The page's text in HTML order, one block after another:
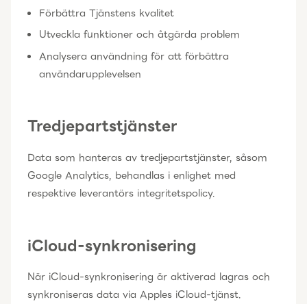
Förbättra Tjänstens kvalitet
Utveckla funktioner och åtgärda problem
Analysera användning för att förbättra
användarupplevelsen
Tredjepartstjänster
Data som hanteras av tredjepartstjänster, såsom
Google Analytics, behandlas i enlighet med
respektive leverantörs integritetspolicy.
iCloud-synkronisering
När iCloud-synkronisering är aktiverad lagras och
synkroniseras data via Apples iCloud-tjänst.